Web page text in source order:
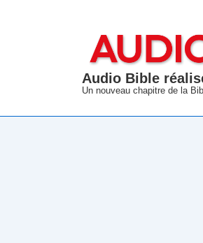
Audio Bible
Un nouveau chapitre de la